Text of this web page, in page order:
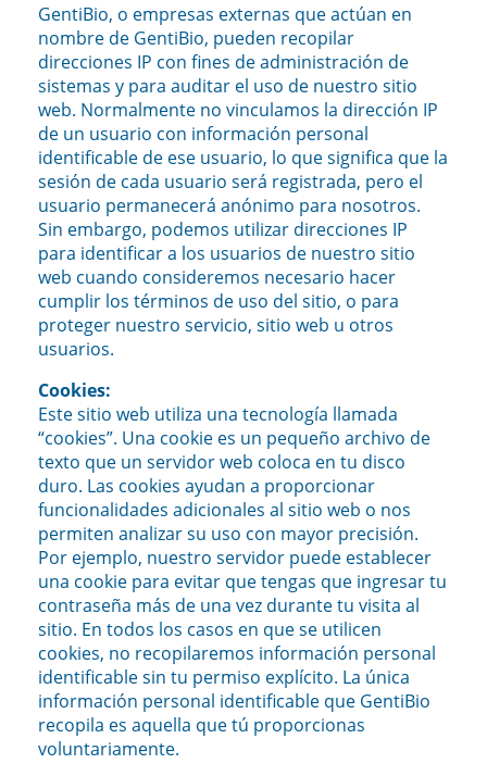
GentiBio, o empresas externas que actúan en
nombre de GentiBio, pueden recopilar
direcciones IP con fines de administración de
sistemas y para auditar el uso de nuestro sitio
web. Normalmente no vinculamos la dirección IP
de un usuario con información personal
identificable de ese usuario, lo que significa que la
sesión de cada usuario será registrada, pero el
usuario permanecerá anónimo para nosotros.
Sin embargo, podemos utilizar direcciones IP
para identificar a los usuarios de nuestro sitio
web cuando consideremos necesario hacer
cumplir los términos de uso del sitio, o para
proteger nuestro servicio, sitio web u otros
usuarios.
Cookies:
Este sitio web utiliza una tecnología llamada
“cookies”. Una cookie es un pequeño archivo de
texto que un servidor web coloca en tu disco
duro. Las cookies ayudan a proporcionar
funcionalidades adicionales al sitio web o nos
permiten analizar su uso con mayor precisión.
Por ejemplo, nuestro servidor puede establecer
una cookie para evitar que tengas que ingresar tu
contraseña más de una vez durante tu visita al
sitio. En todos los casos en que se utilicen
cookies, no recopilaremos información personal
identificable sin tu permiso explícito. La única
información personal identificable que GentiBio
recopila es aquella que tú proporcionas
voluntariamente.